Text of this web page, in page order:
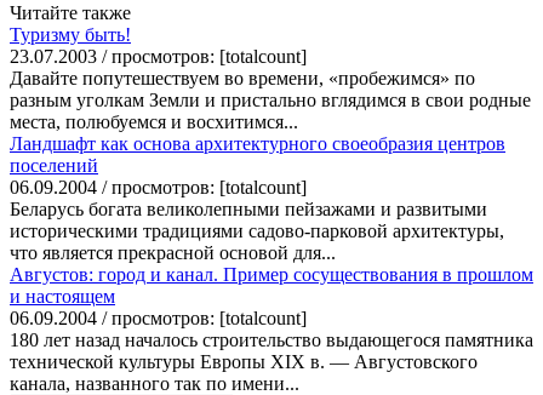
Читайте также
Туризму быть!
23.07.2003 / просмотров: [totalcount]
Давайте попутешествуем во времени, «пробежимся» по
разным уголкам Земли и пристально вглядимся в свои родные
места, полюбуемся и восхитимся...
Ландшафт как основа архитектурного своеобразия центров
поселений
06.09.2004 / просмотров: [totalcount]
Беларусь богата великолепными пейзажами и развитыми
историческими традициями садово-парковой архитектуры,
что является прекрасной основой для...
Августов: город и канал. Пример сосуществования в прошлом
и настоящем
06.09.2004 / просмотров: [totalcount]
180 лет назад началось строительство выдающегося памятника
технической культуры Европы ХIХ в. — Августовского
канала, названного так по имени...